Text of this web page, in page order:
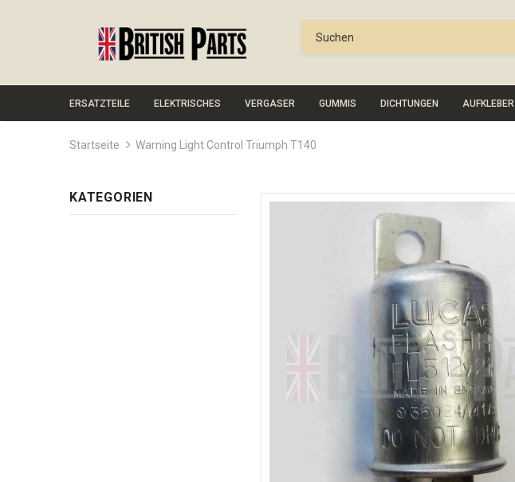
ERSATZTEILE ELEKTRISCHES VERGASER GUMMIS DICHTUNGEN AUFKLEBER
Startseite Warning Light Control Triumph T140
KATEGORIEN